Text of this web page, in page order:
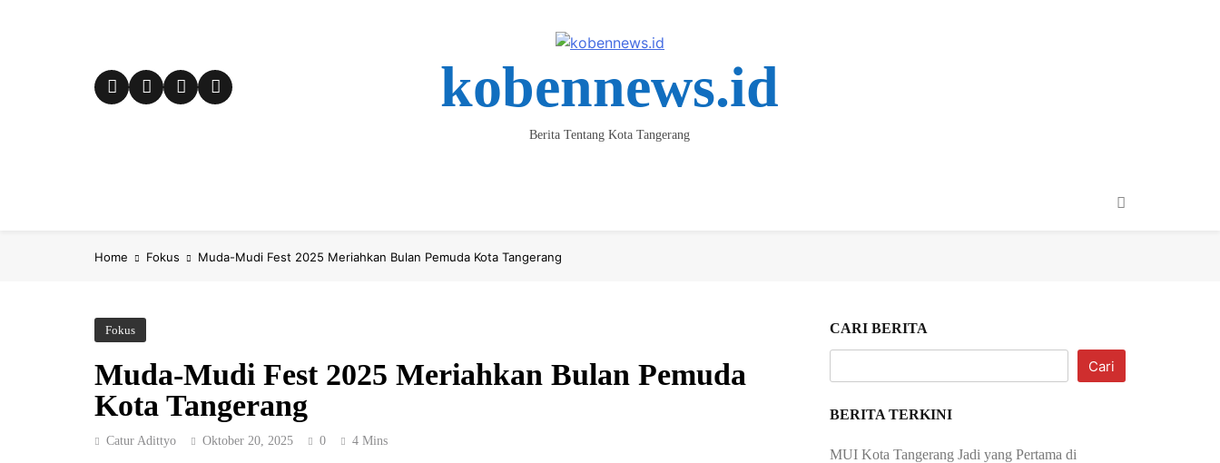
kobennews.id
Berita Tentang Kota Tangerang
Home Fokus Muda-Mudi Fest 2025 Meriahkan Bulan Pemuda Kota Tangerang
Fokus
Muda-Mudi Fest 2025 Meriahkan Bulan Pemuda
Kota Tangerang
Catur Adittyo Oktober 20, 2025 0 4 Mins
CARI BERITA
Cari
BERITA TERKINI
MUI Kota Tangerang Jadi yang Pertama di